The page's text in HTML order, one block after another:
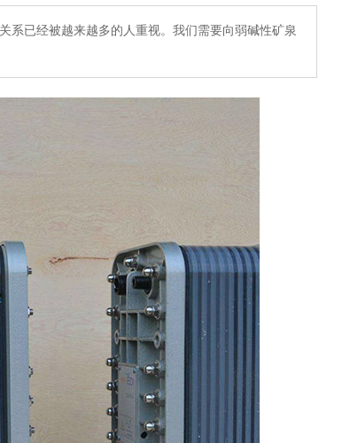
系已经被越来越多的人重视。我们需要向弱碱性矿泉